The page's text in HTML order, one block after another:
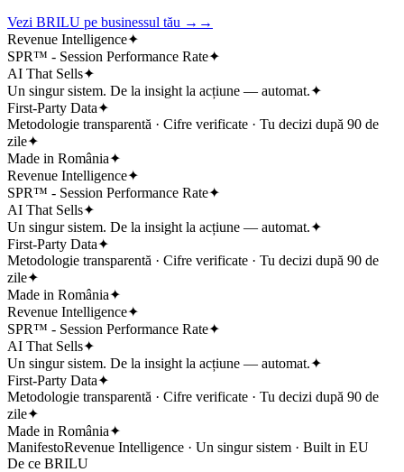
Vezi BRILU pe businessul tău → →
Revenue Intelligence✦
SPR™ - Session Performance Rate✦
AI That Sells✦
Un singur sistem. De la insight la acțiune — automat.✦
First-Party Data✦
Metodologie transparentă · Cifre verificate · Tu decizi după 90 de
zile✦
Made in România✦
Revenue Intelligence✦
SPR™ - Session Performance Rate✦
AI That Sells✦
Un singur sistem. De la insight la acțiune — automat.✦
First-Party Data✦
Metodologie transparentă · Cifre verificate · Tu decizi după 90 de
zile✦
Made in România✦
Revenue Intelligence✦
SPR™ - Session Performance Rate✦
AI That Sells✦
Un singur sistem. De la insight la acțiune — automat.✦
First-Party Data✦
Metodologie transparentă · Cifre verificate · Tu decizi după 90 de
zile✦
Made in România✦
ManifestoRevenue Intelligence · Un singur sistem · Built in EU
De ce BRILU